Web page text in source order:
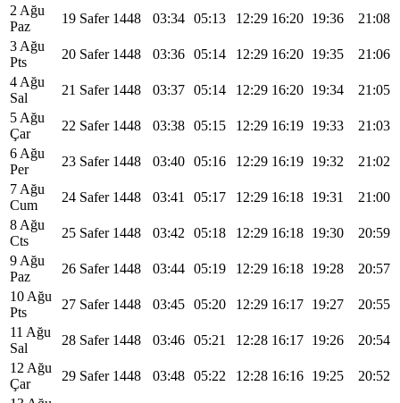
2 Ağu
Paz
19 Safer 1448 03:34 05:13 12:29 16:20 19:36
21:08
3 Ağu
Pts
20 Safer 1448 03:36 05:14 12:29 16:20 19:35
21:06
4 Ağu
Sal
21 Safer 1448 03:37 05:14 12:29 16:20 19:34
21:05
5 Ağu
Çar
22 Safer 1448 03:38 05:15 12:29 16:19 19:33
21:03
6 Ağu
Per
23 Safer 1448 03:40 05:16 12:29 16:19 19:32
21:02
7 Ağu
Cum
24 Safer 1448 03:41 05:17 12:29 16:18 19:31
21:00
8 Ağu
Cts
25 Safer 1448 03:42 05:18 12:29 16:18 19:30
20:59
9 Ağu
Paz
26 Safer 1448 03:44 05:19 12:29 16:18 19:28
20:57
10 Ağu
Pts
27 Safer 1448 03:45 05:20 12:29 16:17 19:27
20:55
11 Ağu
Sal
28 Safer 1448 03:46 05:21 12:28 16:17 19:26
20:54
12 Ağu
Çar
29 Safer 1448 03:48 05:22 12:28 16:16 19:25
20:52